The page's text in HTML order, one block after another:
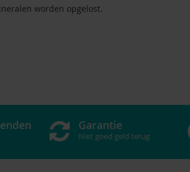
worden opgelost.
Garantie
Niet goed geld terug